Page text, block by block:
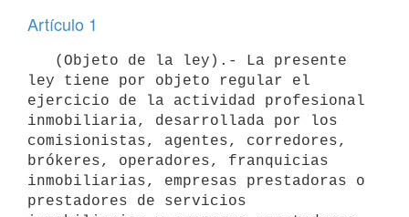
Artículo 1
ley tiene por objeto regular el
ejercicio de la actividad profesional
inmobiliaria, desarrollada por los
comisionistas, agentes, corredores,
brókeres, operadores, franquicias
inmobiliarias, empresas prestadoras o
prestadores de servicios